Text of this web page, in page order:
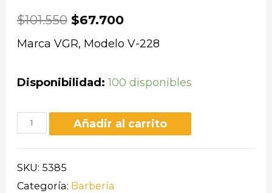
$101.550 $67.700
Marca VGR, Modelo V-228
Disponibilidad: 100 disponibles
Añadir al carrito
SKU: 5385
Categoría: Barbería